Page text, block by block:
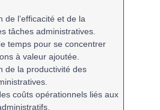
de l’efficacité et de la
tâches administratives.
temps pour se concentrer
àvaleur ajoutée
de la productivité des
coûts opérationnels liés aux